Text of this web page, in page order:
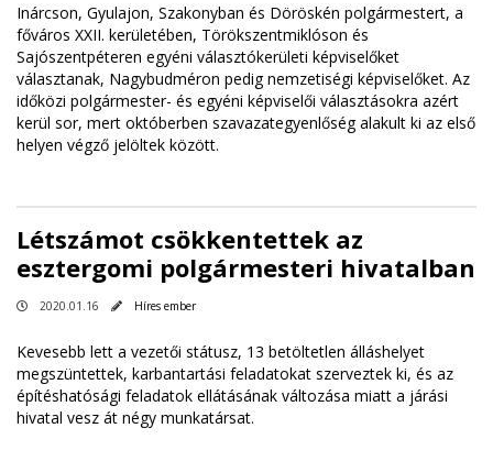
Inárcson, Gyulajon, Szakonyban és Döröskén polgármestert, a
főváros XXII. kerületében, Törökszentmiklóson és
Sajószentpéteren egyéni választókerületi képviselőket
választanak, Nagybudméron pedig nemzetiségi képviselőket. Az
időközi polgármester- és egyéni képviselői választásokra azért
kerül sor, mert októberben szavazategyenlőség alakult ki az első
helyen végző jelöltek között.
Létszámot csökkentettek az
esztergomi polgármesteri hivatalban
2020.01.16 Híres ember
Kevesebb lett a vezetői státusz, 13 betöltetlen álláshelyet
megszüntettek, karbantartási feladatokat szerveztek ki, és az
építéshatósági feladatok ellátásának változása miatt a járási
hivatal vesz át négy munkatársat.